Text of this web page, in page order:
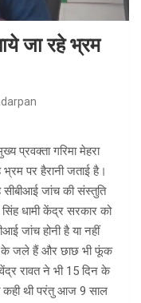
जा रहे भ्रम
प्रवक्ता गरिमा मेहरा
पर हैरानी जताई है।
सीबीआई जांच की संस्तुति
धामी केंद्र सरकार को
जांच होनी है या नहीं
के जले हैं और छाछ भी फूंक
रावत ने भी 15 दिन के
कही थी परंतु आज 9 साल